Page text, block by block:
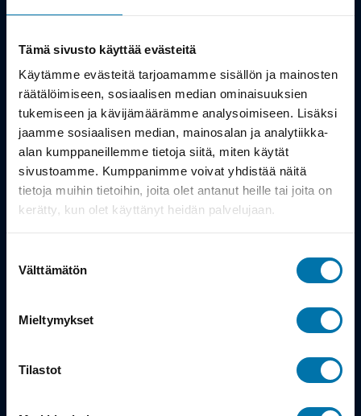
Tämä sivusto käyttää evästeitä
Käytämme evästeitä tarjoamamme sisällön ja mainosten
räätälöimiseen, sosiaalisen median ominaisuuksien
tukemiseen ja kävijämäärämme analysoimiseen. Lisäksi
jaamme sosiaalisen median, mainosalan ja analytiikka-
alan kumppaneillemme tietoja siitä, miten käytät
sivustoamme. Kumppanimme voivat yhdistää näitä
tietoja muihin tietoihin, joita olet antanut heille tai joita on
kerätty, kun olet käyttänyt heidän palvelujaan.
valinta
Välttämätön
Mieltymykset
Tilastot
Työsuhdepyörä
Info
Toimitus
Takuu ja palautukset